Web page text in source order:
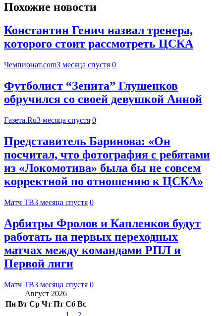
Похожие новости
Константин Генич назвал тренера,
которого стоит рассмотреть ЦСКА
Чемпионат.com3 месяца спустя 0
Футболист “Зенита” Глушенков
обручился со своей девушкой Анной
Газета.Ru3 месяца спустя 0
Представитель Баринова: «Он
посчитал, что фотография с ребятами
из «Локомотива» была бы не совсем
корректной по отношению к ЦСКА»
Матч ТВ3 месяца спустя 0
Арбитры Фролов и Капленков будут
работать на первых переходных
матчах между командами РПЛ и
Первой лиги
Матч ТВ3 месяца спустя 0
Август 2026
Пн Вт Ср Чт Пт Сб Вс